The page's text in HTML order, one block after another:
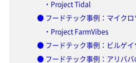
・Project Tidal
● フードテック事例：マイクロ
・Project FarmVibes
● フードテック事例：ビルゲイ
● フードテック事例：アリババ